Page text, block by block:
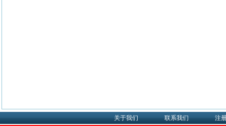
关于我们 联系我们 注